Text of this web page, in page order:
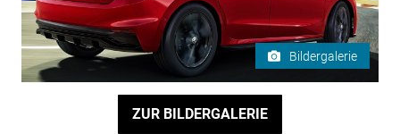
Bildergalerie
ZUR BILDERGALERIE